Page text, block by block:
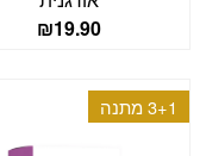
₪19.90
3+1 מתנה